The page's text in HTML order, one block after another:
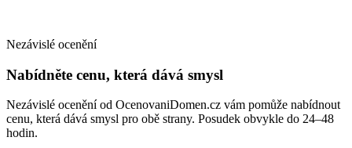
Nezávislé ocenění
Nabídněte cenu, která dává smysl
Nezávislé ocenění od OcenovaniDomen.cz vám pomůže nabídnout
cenu, která dává smysl pro obě strany. Posudek obvykle do 24–48
hodin.